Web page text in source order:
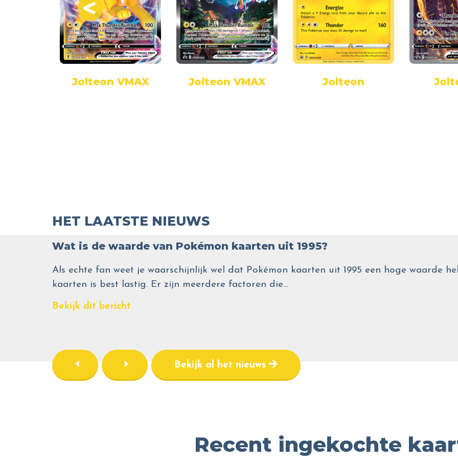
Jolteon VMAX Jolteon VMAX Jolteon
HET LAATSTE NIEUWS
Wat is de waarde van Pokémon kaarten uit 1995?
Als echte fan weet je waarschijnlijk wel dat Pokémon kaarten uit 1995 een hoge waarde
kaarten is best lastig. Er zijn meerdere factoren die…
Bekijk dit bericht
Bekijk al het nieuws
Recent ingekochte